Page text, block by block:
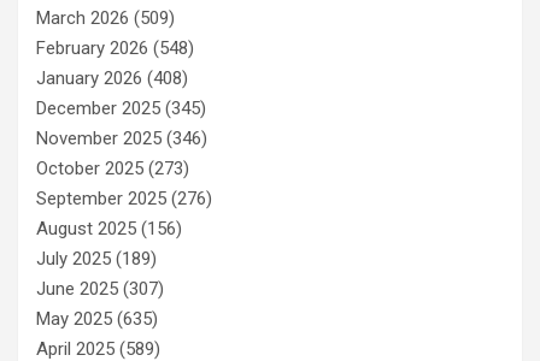
March 2026 (509)
February 2026 (548)
January 2026 (408)
December 2025 (345)
November 2025 (346)
October 2025 (273)
September 2025 (276)
August 2025 (156)
July 2025 (189)
June 2025 (307)
May 2025 (635)
April 2025 (589)